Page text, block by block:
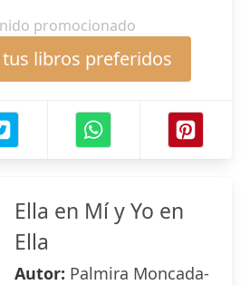
promocionado
tus libros preferidos
Ella en Mí y Yo en
Ella
Autor: Palmira Moncada-